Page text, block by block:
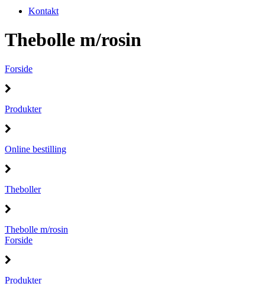
Kontakt
Thebolle m/rosin
Forside
Produkter
Online bestilling
Theboller
Thebolle m/rosin
Forside
Produkter